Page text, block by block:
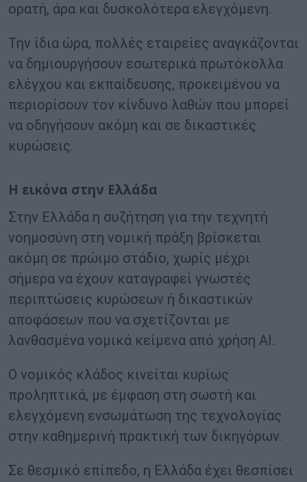
ορατή, άρα και δυσκολότερα ελεγχόμενη.
Την ίδια ώρα, πολλές εταιρείες αναγκάζονται
να δημιουργήσουν εσωτερικά πρωτόκολλα
ελέγχου και εκπαίδευσης, προκειμένου να
περιορίσουν τον κίνδυνο λαθών που μπορεί
να οδηγήσουν ακόμη και σε δικαστικές
κυρώσεις.
Η εικόνα στην Ελλάδα
Στην Ελλάδα η συζήτηση για την τεχνητή
νοημοσύνη στη νομική πράξη βρίσκεται
ακόμη σε πρώιμο στάδιο, χωρίς μέχρι
σήμερα να έχουν καταγραφεί γνωστές
περιπτώσεις κυρώσεων ή δικαστικών
αποφάσεων που να σχετίζονται με
λανθασμένα νομικά κείμενα από χρήση AI.
Ο νομικός κλάδος κινείται κυρίως
προληπτικά, με έμφαση στη σωστή και
ελεγχόμενη ενσωμάτωση της τεχνολογίας
στην καθημερινή πρακτική των δικηγόρων.
Σε θεσμικό επίπεδο, η Ελλάδα έχει θεσπίσει